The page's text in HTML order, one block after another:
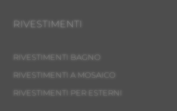
RIVESTIMENTI
RIVESTIMENTI BAGNO
RIVESTIMENTI A MOSAICO
RIVESTIMENTI PER ESTERNI